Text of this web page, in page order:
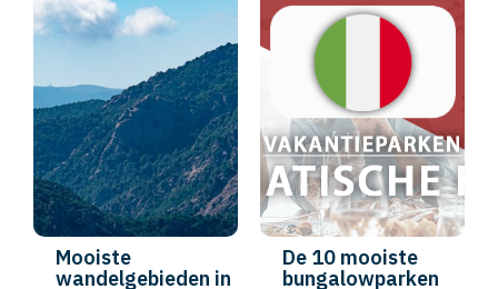
Mooiste
wandelgebieden in
De 10 mooiste
bungalowparken